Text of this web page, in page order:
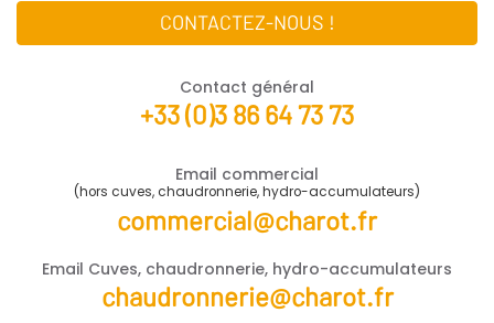
CONTACTEZ-NOUS !
Contact général
+33 (0)3 86 64 73 73
Email commercial
(hors cuves, chaudronnerie, hydro-accumulateurs)
commercial@charot.fr
Email Cuves, chaudronnerie, hydro-accumulateurs
chaudronnerie@charot.fr